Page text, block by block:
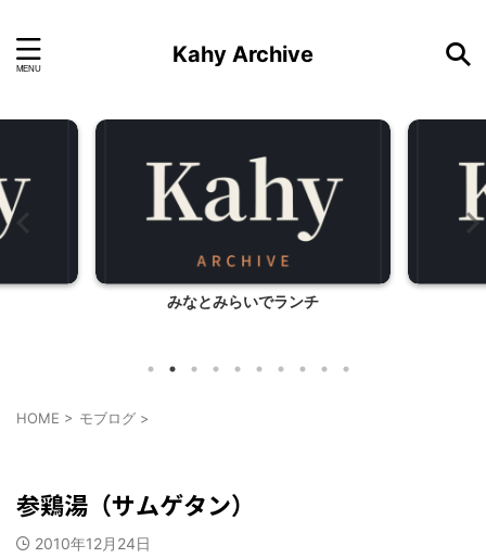
Kahy Archive
冷やし中華素麺
HOME > モブログ >
参鶏湯（サムゲタン）
2010年12月24日